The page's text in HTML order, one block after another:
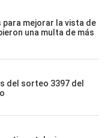
mejorar la vista de
una multa de más
del sorteo 3397 del